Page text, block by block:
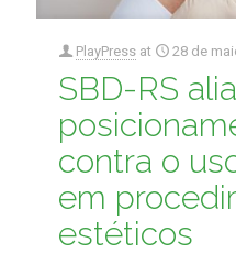
PlayPress at 28 de
SBD-RS
contra o
em
estéticos